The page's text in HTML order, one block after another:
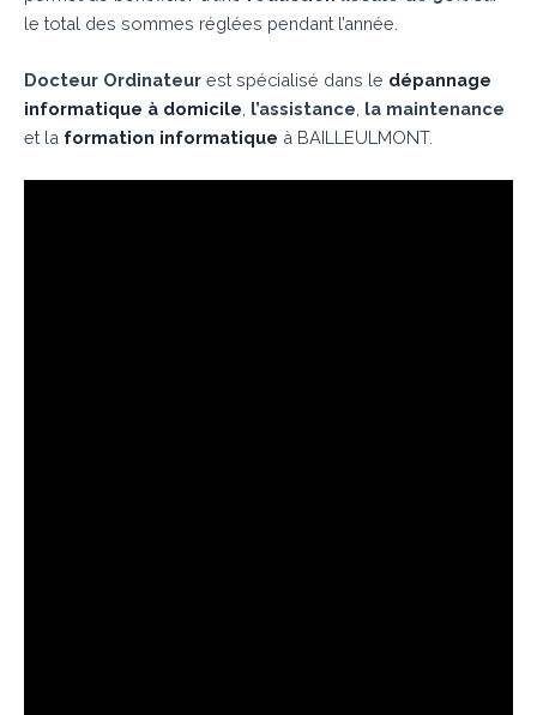
le total des sommes réglées pendant l’année.
Docteur Ordinateur est spécialisé dans le dépannage
informatique à domicile l’assistance la maintenance
et la formation informatique à BAILLEULMONT.